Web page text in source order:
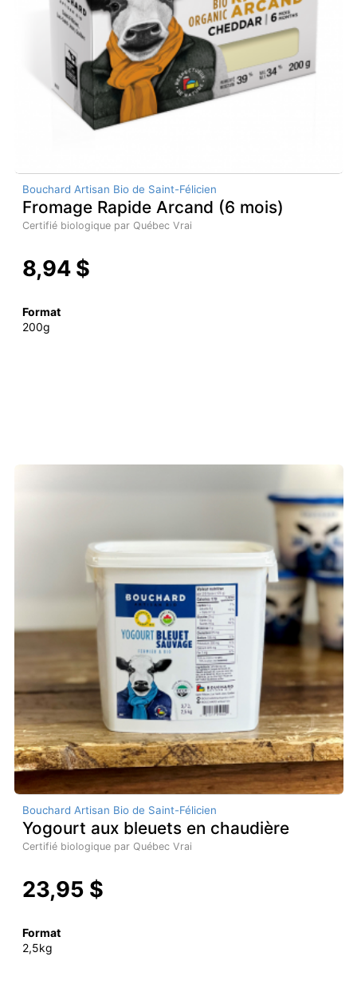
Bouchard Artisan Bio de Saint-Félicien
Fromage Rapide Arcand (6 mois)
Certifié biologique par Québec Vrai
8,94 $
Format
200g
Bouchard Artisan Bio de Saint-Félicien
Yogourt aux bleuets en chaudière
Certifié biologique par Québec Vrai
23,95 $
Format
2,5kg